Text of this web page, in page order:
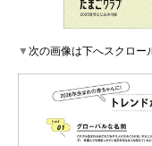
▼次の画像は下へスクロー